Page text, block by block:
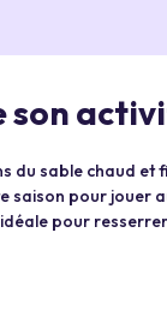
son
du sable chaud et
saison pour jouer
pour